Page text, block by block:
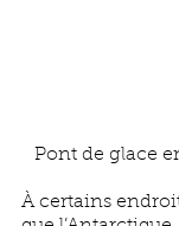
Pont de glace
À certains